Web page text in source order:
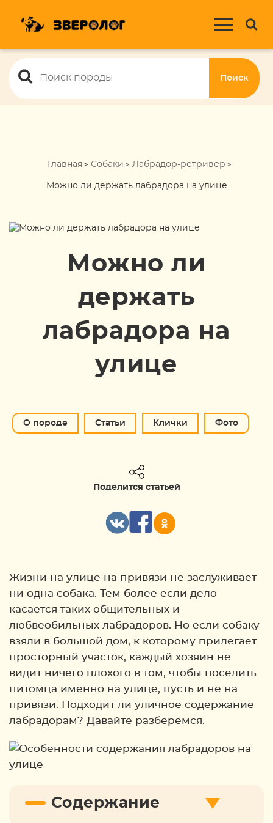
Поиск
Главная Собаки Лабрадор-ретривер
Можно ли держать лабрадора на улице
Можно ли
держать
лабрадора на
улице
О породе Статьи Клички Фото
Поделится статьей
Жизни на улице на привязи не заслуживает
ни одна собака. Тем более если дело
касается таких общительных и
любвеобильных лабрадоров. Но если собаку
взяли в большой дом, к которому прилегает
просторный участок, каждый хозяин не
видит ничего плохого в том, чтобы поселить
питомца именно на улице, пусть и не на
привязи. Подходит ли уличное содержание
лабрадорам? Давайте разберёмся.
Содержание